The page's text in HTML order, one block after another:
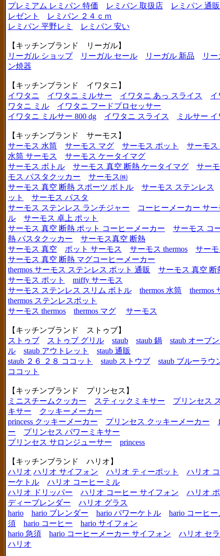
プレミアム レミパン 特価
レミパン 取扱店
レミパン 通販
レゼント
レミパン ２４ｃｍ
レミパン 平野レミ
レミパン 安い
【キッチンブランド リーガル】
リーガル ショップ
リーガル セール リーガル 新品
リ
ン焼器
【キッチンブランド イワタニ】
イワタニ
イワタニ ミルサー イワタニ あっ スライス
イ
ワタニ ミル
イワタニ フードプロセッサー
イワタニ ミルサー 800 dg
イワタニ スライス ミルサー
【キッチンブランド サーモス】
サーモス 水筒
サーモス マグ サーモス ポット
サーモス
水筒 サーモス
サーモス ケータイマグ
サーモス ボトル
サーモス 真空 断熱 ケータイマグ
サー
モス パスタクッカー
サーモス㈱
サーモス 真空 断熱 スポーツ ボトル
サーモス ステンレス
ット
サーモス パスタ
サーモス ステンレス ランチジャー
コーヒーメーカー サー
ル
サーモス 卓上 ポット
サーモス 真空 断熱 ポット コーヒーメーカー
サーモス コ
熱 パスタクッカー
サーモス真空 断熱
サーモス 真空
ポット サーモス サーモス thermos
サー
サーモス 真空 断熱 マグコーヒーメーカー
thermos サーモス ステンレス ポット 通販
サーモス 真空 断
サーモス ポット
miffy サーモス
サーモス ステンレス スリム ボトル
thermos 水筒
thermos
thermos ステンレスポット
サーモス thermos
thermos マグ サーモス
【キッチンブランド ストゥブ】
ストゥブ
ストゥブ グリル staub staub 鍋
staub オーブ
ル
staub アウトレット
staub 通販
staub ２６ ２８ ココット
staub ストウブ
staub ブルーラウ
ココット
【キッチンブランド プリンセス】
ミニスチームクッカー
スティックミキサー
プリンセス
キサー
クッキーメーカー
princess クッキーメーカー
プリンセス クッキーメーカー
ー
プリンセス パワーミキサー
プリンセス サロンジューサー
princess
【キッチンブランド ハリオ】
ハリオ ハリオ サイフォン ハリオ ティーポット
ハリオ
ーケトル
ハリオ コーヒーミル
ハリオ ドリッパー
ハリオ コーヒー サイフォン
ハリオ
ディーブレンダー
ハリオ グラス
hario
hario ブレンダー hario パワーケトル
hario コーヒ
須
hario コーヒー
hario サイフォン
hario 急須
hario コーヒーメーカー サイフォン
ハリオ セ
ハリオ